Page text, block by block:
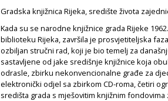
Gradska knjižnica Rijeka, središte života
Kada su se narodne knjižnice grada Rijeke
biblioteku Rijeka, završila je prosvjetiteljska
ozbiljan stručni rad, koji je bio temelj za
sastavljene od jake središnje knjižnice koja
odrasle, zbirku nekonvencionalne građe za
elektronički odjel sa zbirkom CD-roma, četiri
središta grada s mješovitim knjižnim